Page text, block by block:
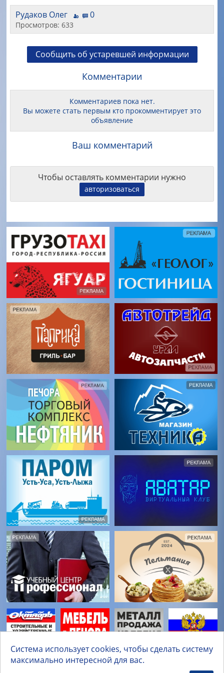
Рудаков Олег 0
Просмотров: 633
Сообщить об устаревшей информации
Комментарии
Комментариев пока нет.
Вы можете стать первым кто прокомментирует это
объявление
Ваш комментарий
Чтобы оставлять комментарии нужно
авторизоваться
Система использует cookies, чтобы сделать систему
максимально интересной для вас.